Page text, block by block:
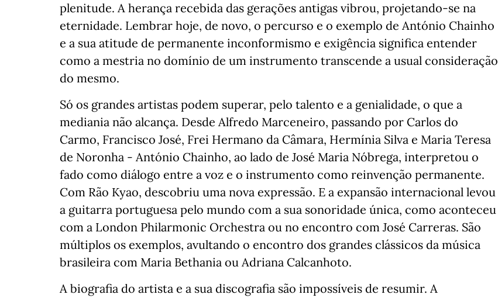
plenitude. A herança recebida das gerações antigas vibrou, projetando-se na
eternidade. Lembrar hoje, de novo, o percurso e o exemplo de António Chainho
e a sua atitude de permanente inconformismo e exigência significa entender
como a mestria no domínio de um instrumento transcende a usual consideração
do mesmo.
Só os grandes artistas podem superar, pelo talento e a genialidade, o que a
mediania não alcança. Desde Alfredo Marceneiro, passando por Carlos do
Carmo, Francisco José, Frei Hermano da Câmara, Hermínia Silva e Maria Teresa
de Noronha - António Chainho, ao lado de José Maria Nóbrega, interpretou o
fado como diálogo entre a voz e o instrumento como reinvenção permanente.
Com Rão Kyao, descobriu uma nova expressão. E a expansão internacional levou
a guitarra portuguesa pelo mundo com a sua sonoridade única, como aconteceu
com a London Philarmonic Orchestra ou no encontro com José Carreras. São
múltiplos os exemplos, avultando o encontro dos grandes clássicos da música
brasileira com Maria Bethania ou Adriana Calcanhoto.
A biografia do artista e a sua discografia são impossíveis de resumir. A